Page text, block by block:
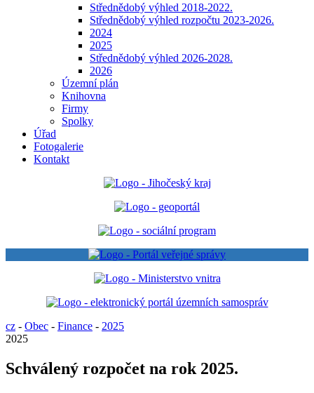
Střednědobý výhled 2018-2022.
Střednědobý výhled rozpočtu 2023-2026.
2024
2025
Střednědobý výhled 2026-2028.
2026
Územní plán
Knihovna
Firmy
Spolky
Úřad
Fotogalerie
Kontakt
cz - Obec - Finance - 2025
2025
Schválený rozpočet na rok 2025.